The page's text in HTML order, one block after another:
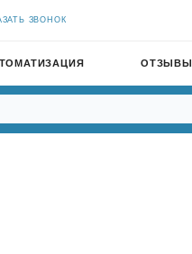
ЗВОНОК
ОТЗЫВЫ